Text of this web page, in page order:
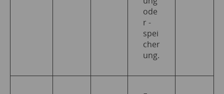
ode
r -
spei
cher
ung.